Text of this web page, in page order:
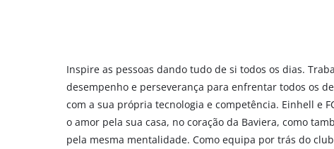
Inspire as pessoas dando tudo de si todos os dias.
desempenho e perseverança para enfrentar todos os
com a sua própria tecnologia e competência. Einhell e
o amor pela sua casa, no coração da Baviera, como
pela mesma mentalidade. Como equipa por trás do